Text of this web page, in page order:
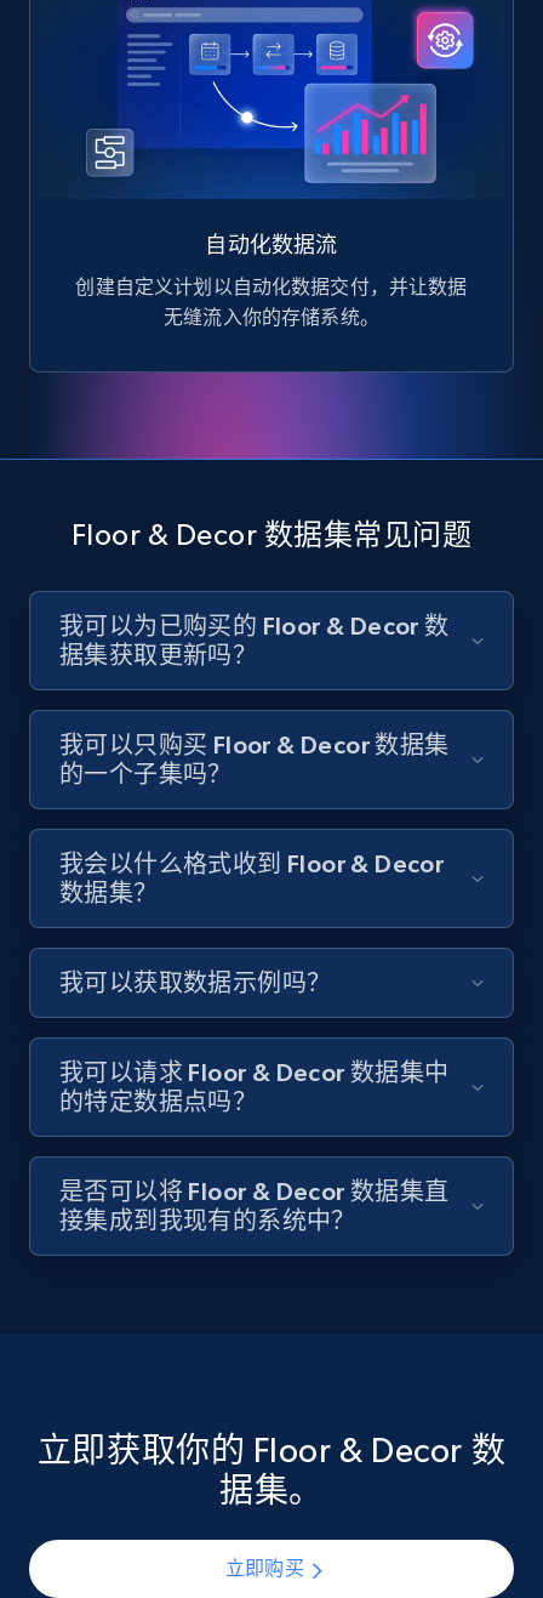
自动化数据流
创建自定义计划以自动化数据交付，并让数据
无缝流入你的存储系统。
Floor & Decor 数据集常见问题
我可以为已购买的 Floor & Decor 数
据集获取更新吗？
我可以只购买 Floor & Decor 数据集
的一个子集吗？
我会以什么格式收到 Floor & Decor
数据集？
我可以获取数据示例吗？
我可以请求 Floor & Decor 数据集中
的特定数据点吗？
是否可以将 Floor & Decor 数据集直
接集成到我现有的系统中？
立即获取你的 Floor & Decor 数
据集。
立即购买